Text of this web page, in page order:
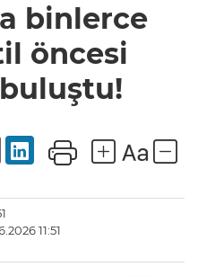
binlerce
öncesi
11:51